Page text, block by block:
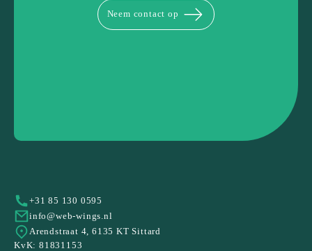
Neem contact op
+31 85 130 0595
info@web-wings.nl
Arendstraat 4, 6135 KT Sittard
KvK: 81831153